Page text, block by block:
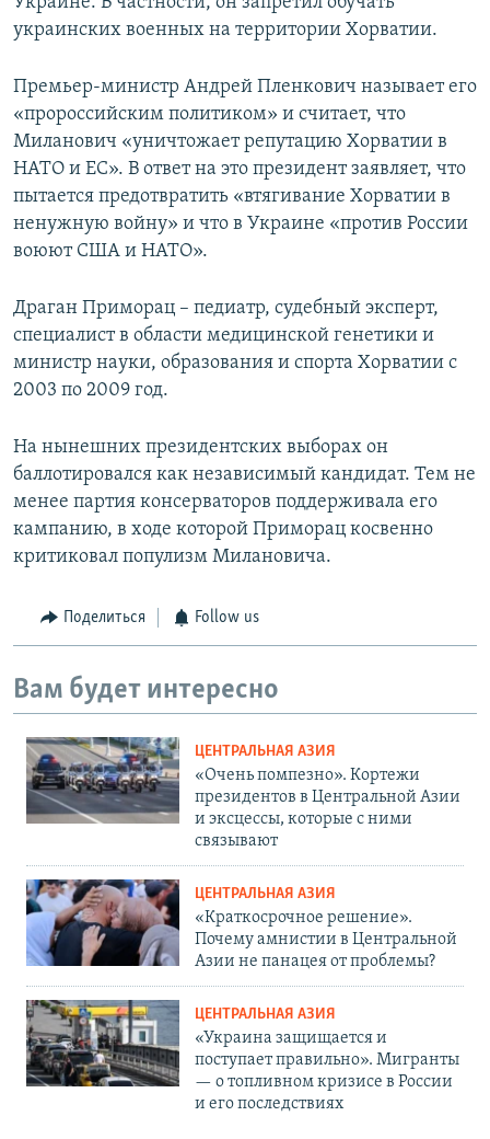
украинских военных на территории Хорватии.
Премьер-министр Андрей Пленкович называет его
«пророссийским политиком» и считает, что
Миланович «уничтожает репутацию Хорватии в
НАТО и ЕС». В ответ на это президент заявляет, что
пытается предотвратить «втягивание Хорватии в
ненужную войну» и что в Украине «против России
воюют США и НАТО».
Драган Приморац – педиатр, судебный эксперт,
специалист в области медицинской генетики и
министр науки, образования и спорта Хорватии с
2003 по 2009 год.
На нынешних президентских выборах он
баллотировался как независимый кандидат. Тем не
менее партия консерваторов поддерживала его
кампанию, в ходе которой Приморац косвенно
критиковал популизм Милановича.
Поделиться Follow us
Вам будет интересно
ЦЕНТРАЛЬНАЯ АЗИЯ
«Очень помпезно». Кортежи
президентов в Центральной Азии
и эксцессы, которые с ними
связывают
ЦЕНТРАЛЬНАЯ АЗИЯ
«Краткосрочное решение».
Почему амнистии в Центральной
Азии не панацея от проблемы?
ЦЕНТРАЛЬНАЯ АЗИЯ
«Украина защищается и
поступает правильно». Мигранты
— о топливном кризисе в России
и его последствиях